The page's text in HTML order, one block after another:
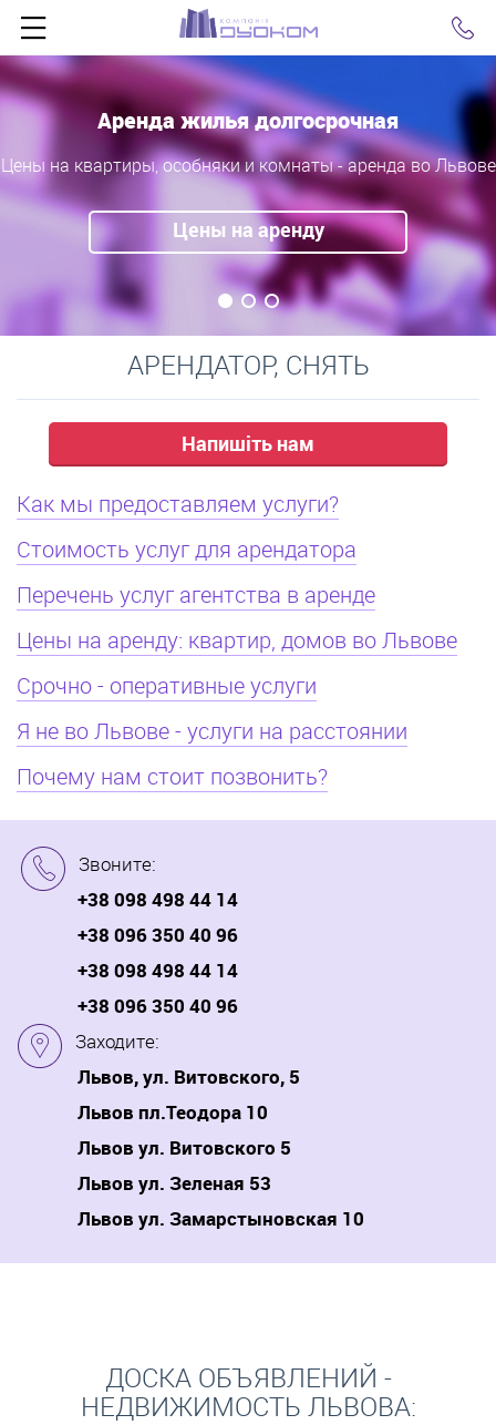
Аренда жилья долгосрочная
Цены на квартиры, особняки и комнаты - аренда во Львове
Цены на аренду
АРЕНДАТОР, СНЯТЬ
Напишіть нам
Как мы предоставляем услуги?
Стоимость услуг для арендатора
Перечень услуг агентства в аренде
Цены на аренду: квартир, домов во Львове
Срочно - оперативные услуги
Я не во Львове - услуги на расстоянии
Почему нам стоит позвонить?
Звоните:
+38 098 498 44 14
+38 096 350 40 96
+38 098 498 44 14
+38 096 350 40 96
Заходите:
Львов, ул. Витовского, 5
Львов пл.Теодора 10
Львов ул. Витовского 5
Львов ул. Зеленая 53
Львов ул. Замарстыновская 10
ДОСКА ОБЪЯВЛЕНИЙ -
НЕДВИЖИМОСТЬ ЛЬВОВА: